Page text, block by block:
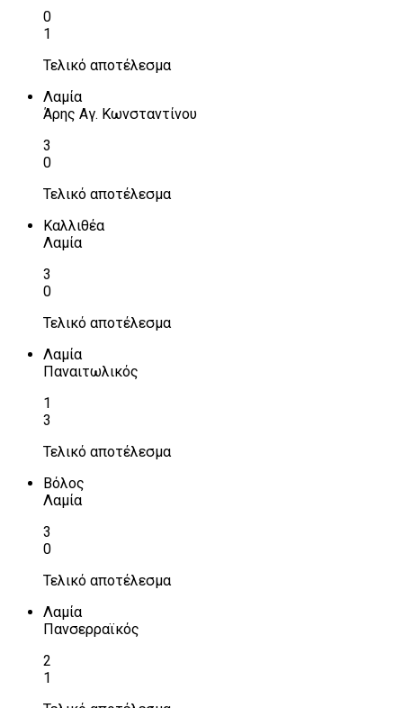
0
1
Τελικό αποτέλεσμα
Λαμία
Άρης Αγ. Κωνσταντίνου
3
0
Τελικό αποτέλεσμα
Καλλιθέα
Λαμία
3
0
Τελικό αποτέλεσμα
Λαμία
Παναιτωλικός
1
3
Τελικό αποτέλεσμα
Βόλος
Λαμία
3
0
Τελικό αποτέλεσμα
Λαμία
Πανσερραϊκός
2
1